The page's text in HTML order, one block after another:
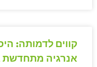
קווים לדמותה:
אנרגיה מתחדשת